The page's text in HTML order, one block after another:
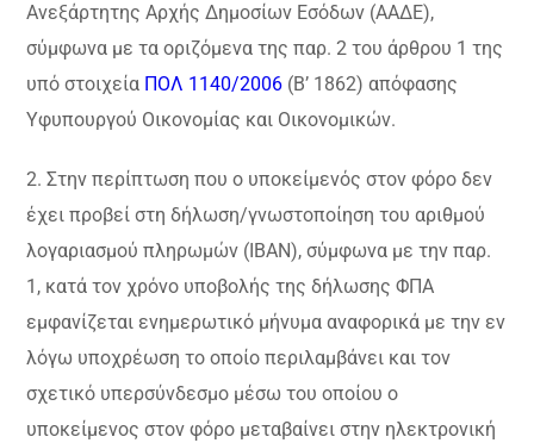
Ανεξάρτητης Αρχής Δημοσίων Εσόδων (ΑΑΔΕ),
σύμφωνα με τα οριζόμενα της παρ. 2 του άρθρου 1 της
υπό στοιχεία ΠΟΛ 1140/2006 (Β’ 1862) απόφασης
Υφυπουργού Οικονομίας και Οικονομικών.
2. Στην περίπτωση που ο υποκείμενός στον φόρο δεν
έχει προβεί στη δήλωση/γνωστοποίηση του αριθμού
λογαριασμού πληρωμών (IBAN), σύμφωνα με την παρ.
1, κατά τον χρόνο υποβολής της δήλωσης ΦΠΑ
εμφανίζεται ενημερωτικό μήνυμα αναφορικά με την εν
λόγω υποχρέωση το οποίο περιλαμβάνει και τον
σχετικό υπερσύνδεσμο μέσω του οποίου ο
υποκείμενος στον φόρο μεταβαίνει στην ηλεκτρονική